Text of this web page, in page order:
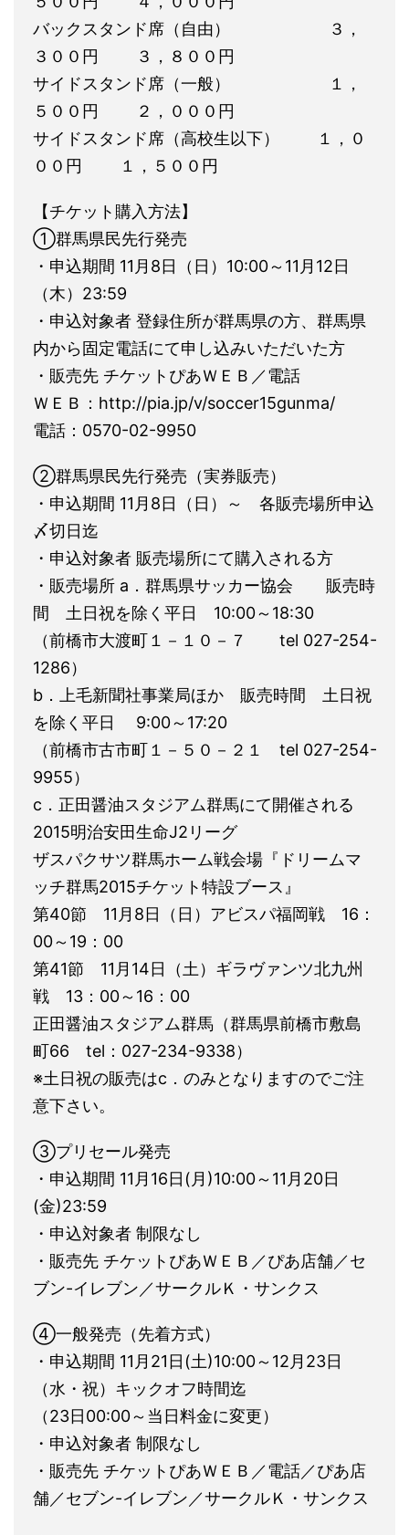
バックスタンド席（自由） ３，
３００円 ３，８００円
サイドスタンド席（一般） １，
５００円 ２，０００円
サイドスタンド席（高校生以下） １，０
００円 １，５００円
【チケット購入方法】
①群馬県民先行発売
・申込期間 11月8日（日）10:00～11月12日
（木）23:59
・申込対象者 登録住所が群馬県の方、群馬県
内から固定電話にて申し込みいただいた方
・販売先 チケットぴあＷＥＢ／電話
ＷＥＢ：http://pia.jp/v/soccer15gunma/
電話：0570-02-9950
②群馬県民先行発売（実券販売）
・申込期間 11月8日（日）～ 各販売場所申込
〆切日迄
・申込対象者 販売場所にて購入される方
・販売場所 a．群馬県サッカー協会 販売時
間 土日祝を除く平日 10:00～18:30
（前橋市大渡町１－１０－７ tel 027-254-
1286）
b．上毛新聞社事業局ほか 販売時間 土日祝
を除く平日 9:00～17:20
（前橋市古市町１－５０－２１ tel 027-254-
9955）
c．正田醤油スタジアム群馬にて開催される
2015明治安田生命J2リーグ
ザスパクサツ群馬ホーム戦会場『ドリームマ
ッチ群馬2015チケット特設ブース』
第40節 11月8日（日）アビスパ福岡戦 16：
00～19：00
第41節 11月14日（土）ギラヴァンツ北九州
戦 13：00～16：00
正田醤油スタジアム群馬（群馬県前橋市敷島
町66 tel：027-234-9338）
※土日祝の販売はc．のみとなりますのでご注
意下さい。
③プリセール発売
・申込期間 11月16日(月)10:00～11月20日
(金)23:59
・申込対象者 制限なし
・販売先 チケットぴあＷＥＢ／ぴあ店舗／セ
ブン-イレブン／サークルＫ・サンクス
④一般発売（先着方式）
・申込期間 11月21日(土)10:00～12月23日
（水・祝）キックオフ時間迄
（23日00:00～当日料金に変更）
・申込対象者 制限なし
・販売先 チケットぴあＷＥＢ／電話／ぴあ店
舗／セブン-イレブン／サークルＫ・サンクス